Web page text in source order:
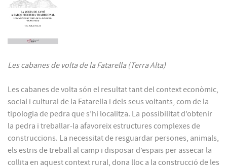
Les cabanes de volta de la Fatarella (Terra Alta)
Les cabanes de volta són el resultat tant del context econòmic,
social i cultural de la Fatarella i dels seus voltants, com de la
tipologia de pedra que s’hi localitza. La possibilitat d’obtenir
la pedra i treballar-la afavoreix estructures complexes de
construccions. La necessitat de resguardar persones, animals,
els estris de treball al camp i disposar d’espais per assecar la
collita en aquest context rural, dona lloc a la construcció de les